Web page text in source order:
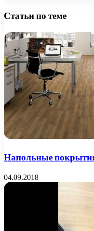
Статьи по теме
Напольные
04.09.2018